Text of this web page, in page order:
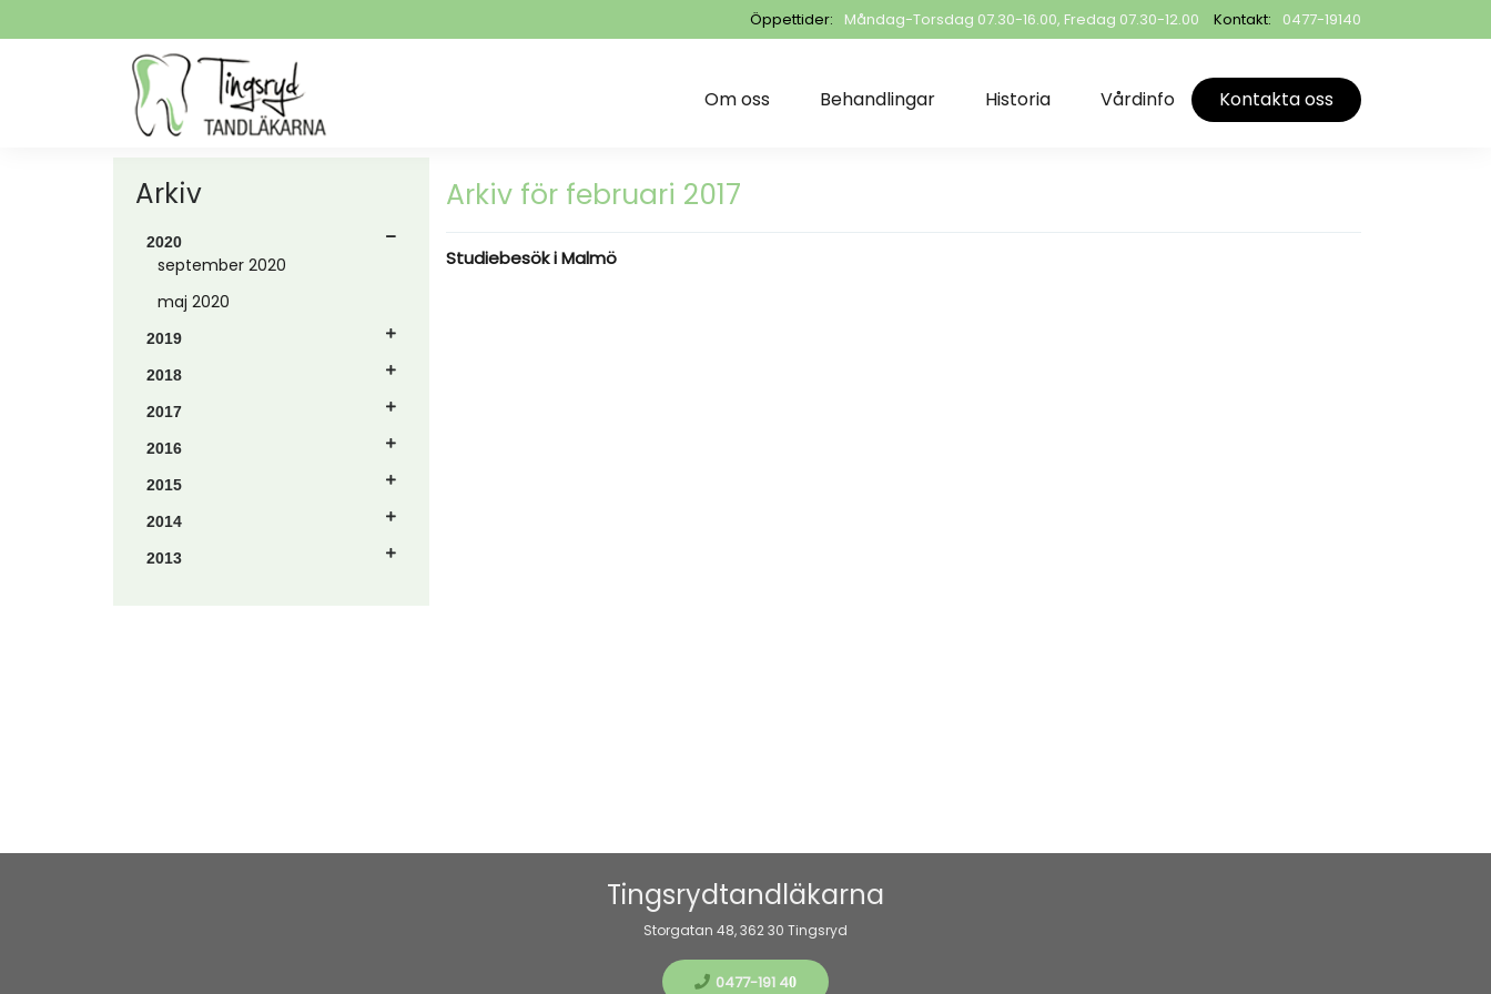
Öppettider: Måndag-Torsdag 07.30-16.00, Fredag 07.30-12.00 Kontakt: 0477-19140
Om oss Behandlingar Historia Vårdinfo Kontakta oss
Arkiv
2020
september 2020
maj 2020
2019
2018
2017
2016
2015
2014
2013
Arkiv för februari 2017
Studiebesök i Malmö
Tingsrydtandläkarna
Storgatan 48, 362 30 Tingsryd
0477-191 40